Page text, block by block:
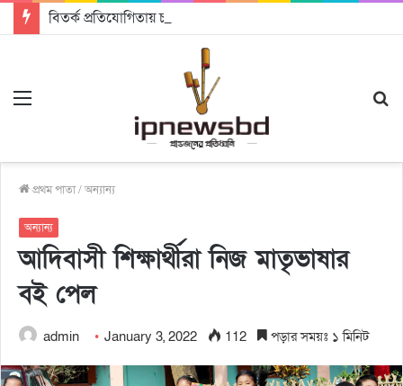
প্রথম পাতা/অন্যান্য
অন্যান্য
আদিবাসী শিক্ষার্থীরা নিজ মাতৃভাষার
বই পেল
admin January 3, 2022 112 পড়ার সময়ঃ ১ মিনিট